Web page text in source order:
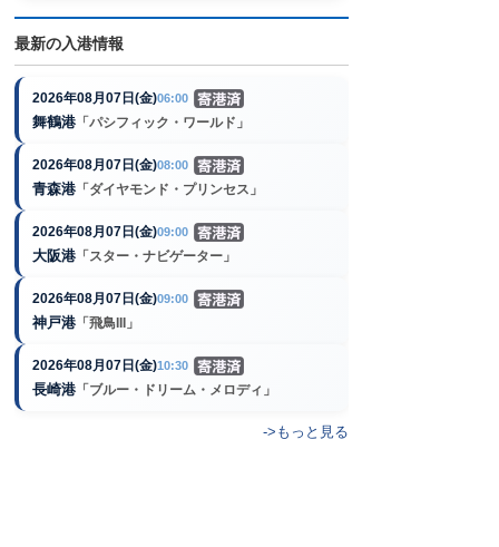
最新の入港情報
2026年08月07日(金)06:00
舞鶴港 「パシフィック・ワールド」
2026年08月07日(金)08:00
青森港 「ダイヤモンド・プリンセス」
2026年08月07日(金)09:00
大阪港 「スター・ナビゲーター」
2026年08月07日(金)09:00
神戸港 「飛鳥III」
2026年08月07日(金)10:30
長崎港 「ブルー・ドリーム・メロディ」
->もっと見る